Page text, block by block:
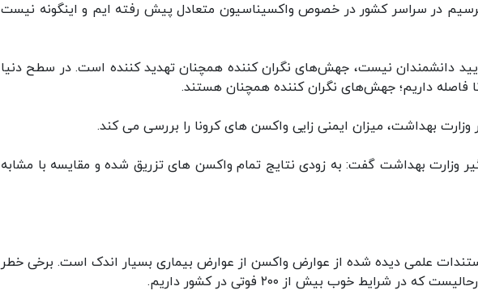
در سراسر کشور در خصوص واکسیناسیون متعادل پیش رفته ایم و اینگونه نیست
دانشمندان نیست، جهش‌های نگران کننده همچنان تهدید کننده است. در سطح دنیا
فاصله داریم؛ جهش‌های نگران کننده همچنان هستند.
بهداشت، میزان ایمنی زایی واکسن های کرونا را بررسی می کند.
وزارت بهداشت گفت: به زودی نتایج تمام واکسن های تزریق شده و مقایسه با مشابه
علمی دیده شده از عوارض واکسن از عوارض بیماری بسیار اندک است. برخی خطر
شرایط خوب بیش از ۲۰۰ فوتی در کشور داریم.